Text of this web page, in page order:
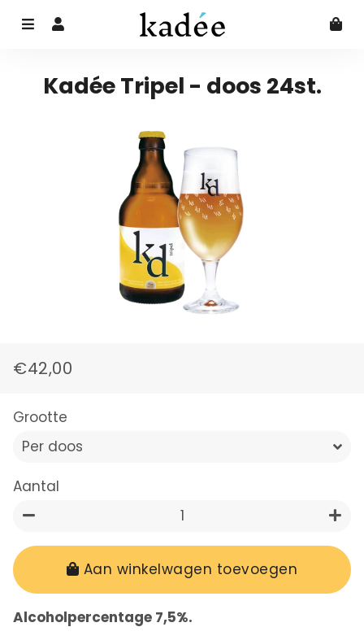
Menu Aanmelden
Kadée Tripel - doos 24st.
Normale
Aanbiedingsprijs
€42,00
Grootte
Aantal
Aan winkelwagen toevoegen
Alcoholpercentage 7,5%.